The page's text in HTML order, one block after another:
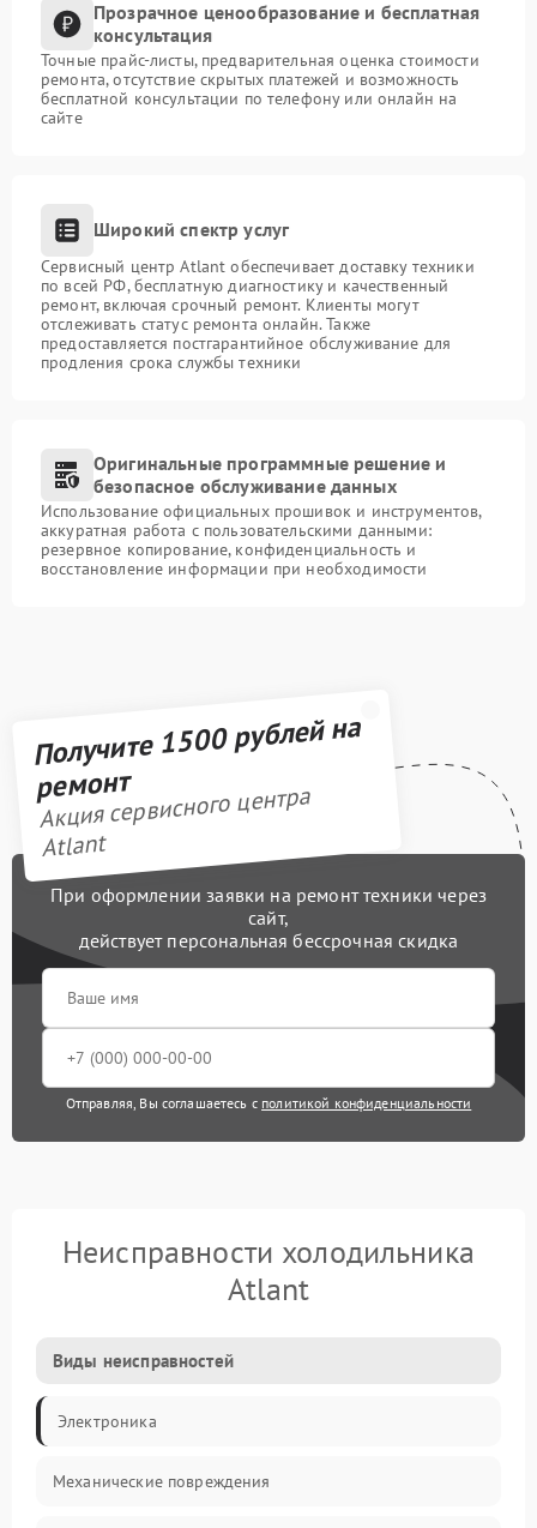
Прозрачное ценообразование и бесплатная
консультация
Точные прайс-листы, предварительная оценка стоимости
ремонта, отсутствие скрытых платежей и возможность
бесплатной консультации по телефону или онлайн на
сайте
Широкий спектр услуг
Сервисный центр Atlant обеспечивает доставку техники
по всей РФ, бесплатную диагностику и качественный
ремонт, включая срочный ремонт. Клиенты могут
отслеживать статус ремонта онлайн. Также
предоставляется постгарантийное обслуживание для
продления срока службы техники
Оригинальные программные решение и
безопасное обслуживание данных
Использование официальных прошивок и инструментов,
аккуратная работа с пользовательскими данными:
резервное копирование, конфиденциальность и
восстановление информации при необходимости
Получите 1500 рублей на
ремонт
Акция сервисного центра
Atlant
При оформлении заявки на ремонт техники через
сайт,
действует персональная бессрочная скидка
Отправляя, Вы соглашаетесь с политикой конфиденциальности
Неисправности холодильника
Atlant
Виды неисправностей
Электроника
Механические повреждения